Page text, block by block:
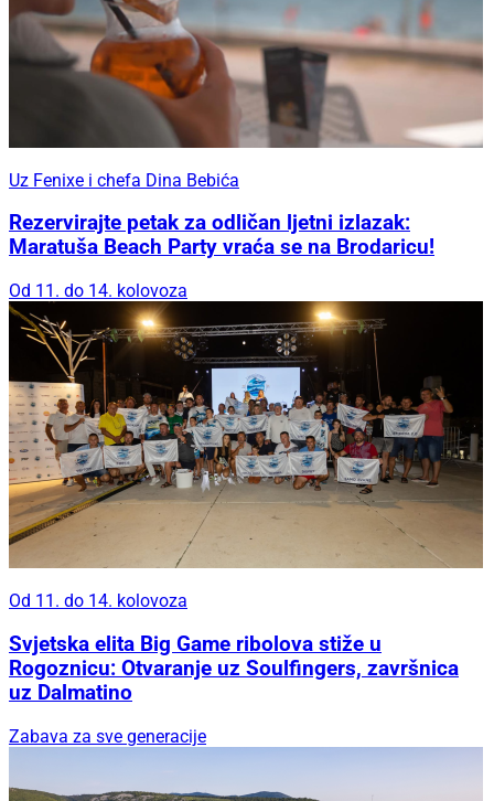
Uz Fenixe i chefa Dina Bebića
Rezervirajte petak za odličan ljetni izlazak:
Maratuša Beach Party vraća se na Brodaricu!
Od 11. do 14. kolovoza
Od 11. do 14. kolovoza
Svjetska elita Big Game ribolova stiže u
Rogoznicu: Otvaranje uz Soulfingers, završnica
uz Dalmatino
Zabava za sve generacije